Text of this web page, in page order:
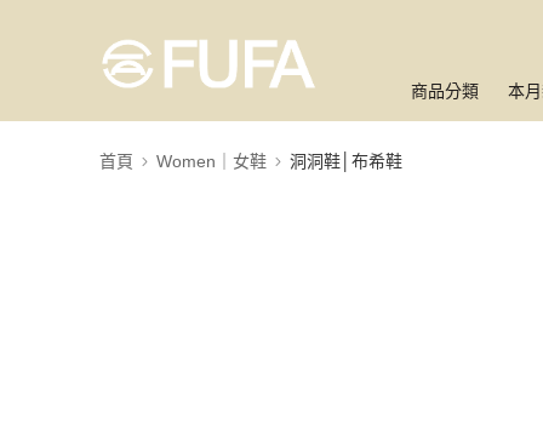
商品分類 本
首頁 Women｜女鞋 洞洞鞋│布希鞋